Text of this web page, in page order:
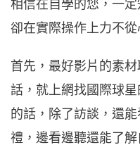
相信在自學的您，一
卻在實際操作上力不從
首先，最好影片的素
話，就上網找國際球
的話，除了訪談，還
禮，邊看邊聽還能了解